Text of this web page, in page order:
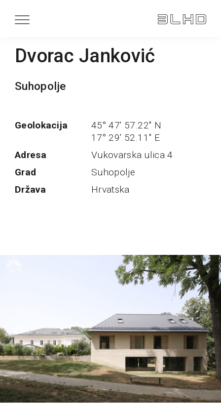
Dvorac Janković
Suhopolje
Geolokacija
45° 47' 57.22'' N
17° 29' 52.11'' E
Adresa
Vukovarska ulica 4
Grad
Suhopolje
Država
Hrvatska